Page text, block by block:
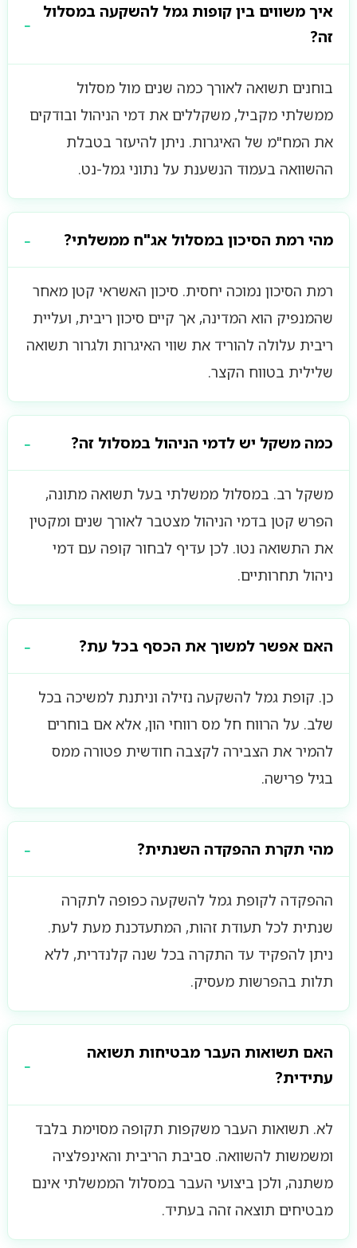
איך משווים בין קופות גמל להשקעה במסלול
זה?
בוחנים תשואה לאורך כמה שנים מול מסלול
ממשלתי מקביל, משקללים את דמי הניהול ובודקים
את המח"מ של האיגרות. ניתן להיעזר בטבלת
ההשוואה בעמוד הנשענת על נתוני גמל-נט.
מהי רמת הסיכון במסלול אג"ח ממשלתי?
רמת הסיכון נמוכה יחסית. סיכון האשראי קטן מאחר
שהמנפיק הוא המדינה, אך קיים סיכון ריבית, ועליית
ריבית עלולה להוריד את שווי האיגרות ולגרור תשואה
שלילית בטווח הקצר.
כמה משקל יש לדמי הניהול במסלול זה?
משקל רב. במסלול ממשלתי בעל תשואה מתונה,
הפרש קטן בדמי הניהול מצטבר לאורך שנים ומקטין
את התשואה נטו. לכן עדיף לבחור קופה עם דמי
ניהול תחרותיים.
האם אפשר למשוך את הכסף בכל עת?
כן. קופת גמל להשקעה נזילה וניתנת למשיכה בכל
שלב. על הרווח חל מס רווחי הון, אלא אם בוחרים
להמיר את הצבירה לקצבה חודשית פטורה ממס
בגיל פרישה.
מהי תקרת ההפקדה השנתית?
ההפקדה לקופת גמל להשקעה כפופה לתקרה
שנתית לכל תעודת זהות, המתעדכנת מעת לעת.
ניתן להפקיד עד התקרה בכל שנה קלנדרית, ללא
תלות בהפרשות מעסיק.
האם תשואות העבר מבטיחות תשואה
עתידית?
לא. תשואות העבר משקפות תקופה מסוימת בלבד
ומשמשות להשוואה. סביבת הריבית והאינפלציה
משתנה, ולכן ביצועי העבר במסלול הממשלתי אינם
מבטיחים תוצאה זהה בעתיד.